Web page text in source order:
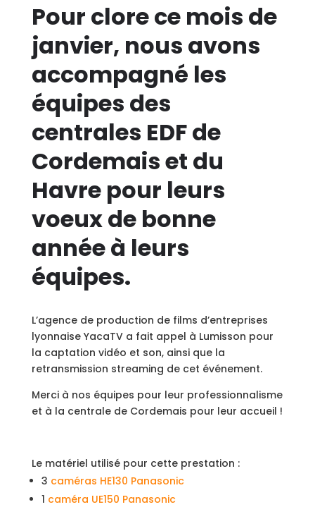
Pour clore ce mois de
janvier, nous avons
accompagné les
équipes des
centrales EDF de
Cordemais et du
Havre pour leurs
voeux de bonne
année à leurs
équipes.
L’agence de production de films d’entreprises
lyonnaise YacaTV a fait appel à Lumisson pour
la captation vidéo et son, ainsi que la
retransmission streaming de cet événement.
Merci à nos équipes pour leur professionnalisme
et à la centrale de Cordemais pour leur accueil !
Le matériel utilisé pour cette prestation :
3 caméras HE130 Panasonic
1 caméra UE150 Panasonic